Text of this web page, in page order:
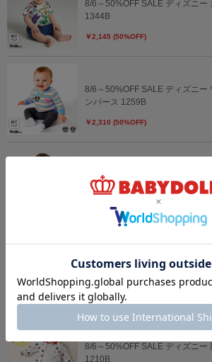
8/6～50%OFF SALE ディズニー
1344B
￥2,145 (50%OFF)
8/6～50%OFF SALE ディズニー
ンパース 1259B
￥2,310 (50%OFF)
8/6～50%OFF SALE ディズニー
ース 1209B
￥2,310 (50%OFF)
8/6～50%OFF SALE ディズニー
￥2,145 (50%OFF)
8/6～50%OFF SALE ディズニー
1210B